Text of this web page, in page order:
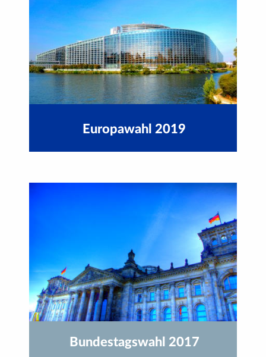
Europawahl 2019
Bundestagswahl 2017